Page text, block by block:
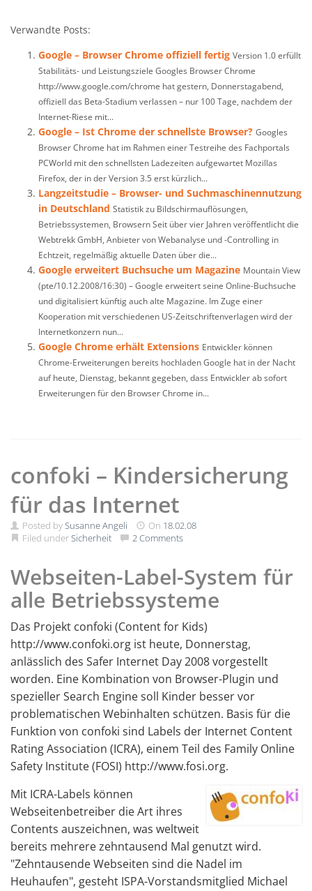
Verwandte Posts:
Google – Browser Chrome offiziell fertig Version 1.0 erfüllt
Stabilitäts- und Leistungsziele Googles Browser Chrome
http://www.google.com/chrome hat gestern, Donnerstagabend,
offiziell das Beta-Stadium verlassen – nur 100 Tage, nachdem der
Internet-Riese mit...
Google – Ist Chrome der schnellste Browser? Googles
Browser Chrome hat im Rahmen einer Testreihe des Fachportals
PCWorld mit den schnellsten Ladezeiten aufgewartet Mozillas
Firefox, der in der Version 3.5 erst kürzlich...
Langzeitstudie – Browser- und Suchmaschinennutzung
in Deutschland Statistik zu Bildschirmauflösungen,
Betriebssystemen, Browsern Seit über vier Jahren veröffentlicht die
Webtrekk GmbH, Anbieter von Webanalyse und -Controlling in
Echtzeit, regelmäßig aktuelle Daten über die...
Google erweitert Buchsuche um Magazine Mountain View
(pte/10.12.2008/16:30) – Google erweitert seine Online-Buchsuche
und digitalisiert künftig auch alte Magazine. Im Zuge einer
Kooperation mit verschiedenen US-Zeitschriftenverlagen wird der
Internetkonzern nun...
Google Chrome erhält Extensions Entwickler können
Chrome-Erweiterungen bereits hochladen Google hat in der Nacht
auf heute, Dienstag, bekannt gegeben, dass Entwickler ab sofort
Erweiterungen für den Browser Chrome in...
confoki – Kindersicherung
für das Internet
Posted bySusanne Angeli On 18.02.08
Filed underSicherheit 2 Comments
Webseiten-Label-System für
alle Betriebssysteme
Das Projekt confoki (Content for Kids)
http://www.confoki.org ist heute, Donnerstag,
anlässlich des Safer Internet Day 2008 vorgestellt
worden. Eine Kombination von Browser-Plugin und
spezieller Search Engine soll Kinder besser vor
problematischen Webinhalten schützen. Basis für die
Funktion von confoki sind Labels der Internet Content
Rating Association (ICRA), einem Teil des Family Online
Safety Institute (FOSI) http://www.fosi.org.
Mit ICRA-Labels können
Webseitenbetreiber die Art ihres
Contents auszeichnen, was weltweit
bereits mehrere zehntausend Mal genutzt wird.
"Zehntausende Webseiten sind die Nadel im
Heuhaufen", gesteht ISPA-Vorstandsmitglied Michael